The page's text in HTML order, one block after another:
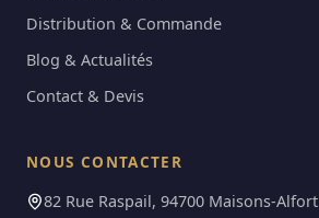
Distribution & Commande
Blog & Actualités
Contact & Devis
NOUS CONTACTER
82 Rue Raspail, 94700 Maisons-Alfort